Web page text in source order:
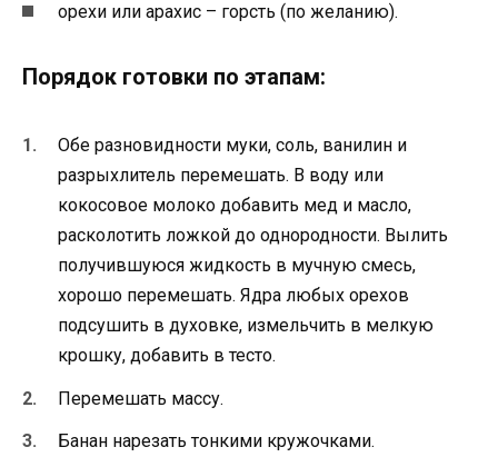
орехи или арахис – горсть (по желанию).
Порядок готовки по этапам:
Обе разновидности муки, соль, ванилин и
разрыхлитель перемешать. В воду или
кокосовое молоко добавить мед и масло,
расколотить ложкой до однородности. Вылить
получившуюся жидкость в мучную смесь,
хорошо перемешать. Ядра любых орехов
подсушить в духовке, измельчить в мелкую
крошку, добавить в тесто.
Перемешать массу.
Банан нарезать тонкими кружочками.